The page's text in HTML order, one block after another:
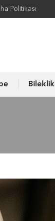
Politikası
Bileklik